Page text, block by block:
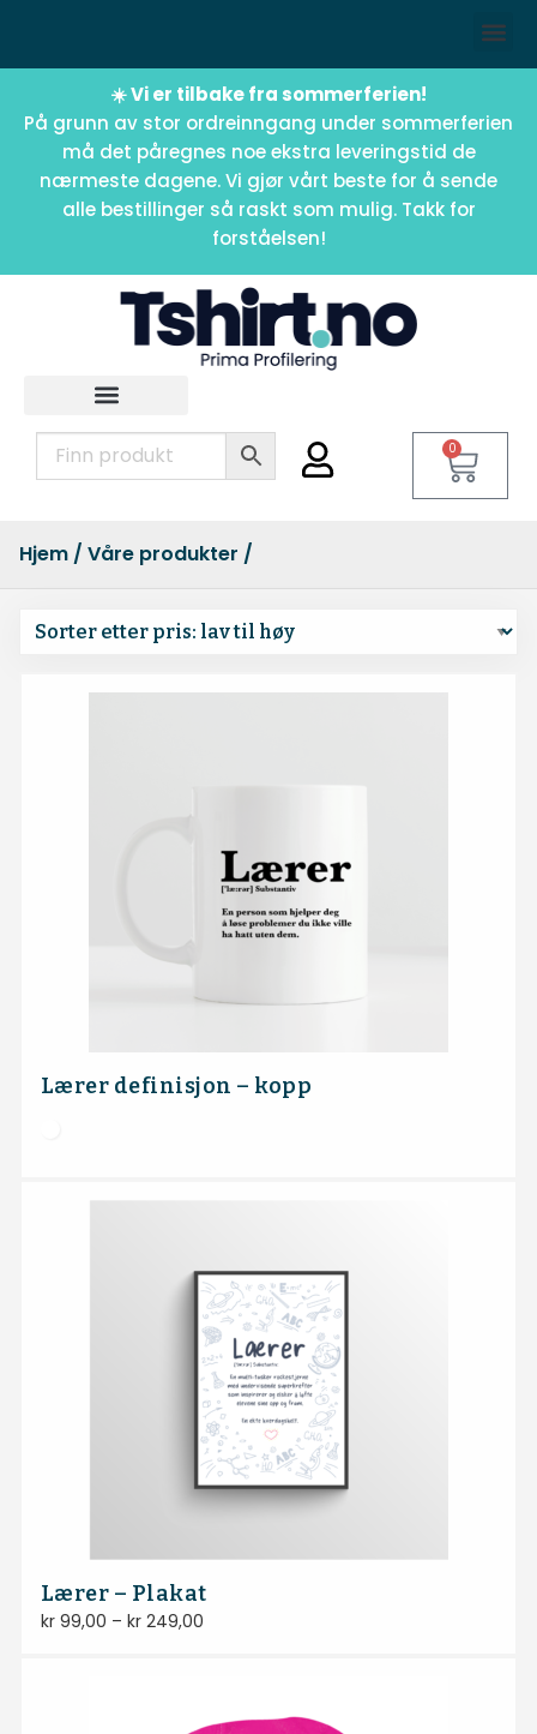
☀️ Vi er tilbake fra sommerferien!
På grunn av stor ordreinngang under sommerferien
må det påregnes noe ekstra leveringstid de
nærmeste dagene. Vi gjør vårt beste for å sende
alle bestillinger så raskt som mulig. Takk for
forståelsen!
0
Hjem / Våre produkter / Temaer
Lærer definisjon – kopp
Lærer – Plakat
kr99,00 – kr249,00